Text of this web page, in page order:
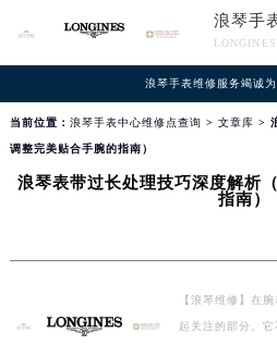
浪琴手
浪琴手表维修服务竭诚为
当前位置： 浪琴手表中心维修点查询 > 文章库 >
调整完美贴合手腕的指南）
浪琴表带过长处理技巧深度解析
指南）
【浪琴维修】在
起关注的部分。